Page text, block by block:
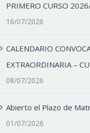
PRIMERO CURSO
16/07/2026
CALENDARIO
EXTRAORDINARIA –
08/07/2026
Abierto el Plazo de
01/07/2026